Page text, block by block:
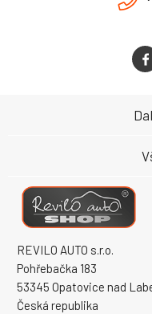
REVILO AUTO s.r.o.
Pohřebačka 183
53345 Opatovice nad
Česká republika